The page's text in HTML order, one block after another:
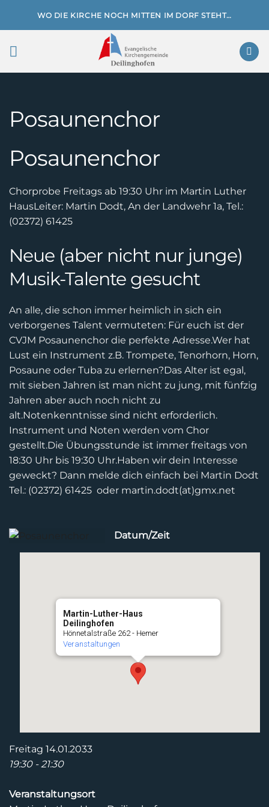
WO DIE KIRCHE NOCH MITTEN IM DORF STEHT…
Posaunenchor
Posaunenchor
Chorprobe Freitags ab 19:30 Uhr im Martin Luther
HausLeiter: Martin Dodt, An der Landwehr 1a, Tel.:
(02372) 61425
Neue (aber nicht nur junge)
Musik-Talente gesucht
An alle, die schon immer heimlich in sich ein
verborgenes Talent vermuteten: Für euch ist der
CVJM Posaunenchor die perfekte Adresse.Wer hat
Lust ein Instrument z.B. Trompete, Tenorhorn, Horn,
Posaune oder Tuba zu erlernen?Das Alter ist egal,
mit sieben Jahren ist man nicht zu jung, mit fünfzig
Jahren aber auch noch nicht zu
alt.Notenkenntnisse sind nicht erforderlich.
Instrument und Noten werden vom Chor
gestellt.Die Übungsstunde ist immer freitags von
18:30 Uhr bis 19:30 Uhr.Haben wir dein Interesse
geweckt? Dann melde dich einfach bei Martin Dodt
Tel.: (02372) 61425 oder martin.dodt(at)gmx.net
Martin-Luther-Haus
Deilinghofen
Hönnetalstraße 262 - Hemer
Veranstaltungen
Datum/Zeit
Freitag 14.01.2033
19:30 - 21:30
Veranstaltungsort